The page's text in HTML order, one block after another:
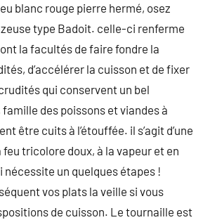
blanc rouge pierre hermé, osez
type Badoit. celle-ci renferme
la facultés de faire fondre la
d’accélérer la cuisson et de fixer
qui conservent un bel
des poissons et viandes à
être cuits à l’étouffée. il s’agit d’une
tricolore doux, à la vapeur et en
nécessite un quelques étapes !
vos plats la veille si vous
de cuisson. Le tournaille est